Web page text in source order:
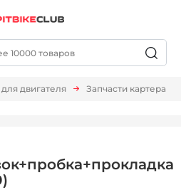
двигателя Запчасти картера